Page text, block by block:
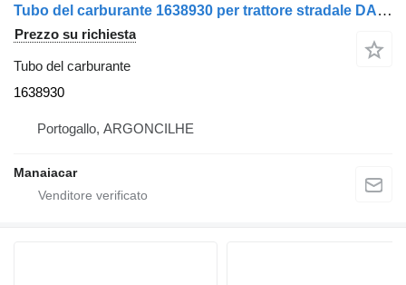
Tubo del carburante 1638930 per trattore stradale DAF XF 105 | 05
Prezzo su richiesta
Tubo del carburante
1638930
Portogallo, ARGONCILHE
Manaiacar